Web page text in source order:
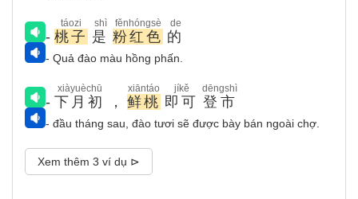
- 桃子
táozi
是
shì
粉红色
fěnhóngsè
的
de
- Quả đào màu hồng phấn.
- 下月初
xiàyuèchū
， 鲜桃
xiāntáo
即可
jíkě
登市
dēngshì
- đầu tháng sau, đào tươi sẽ được bày bán ngoài chợ.
Xem thêm 3 ví dụ ⊳